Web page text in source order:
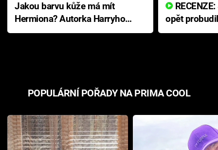
Jakou barvu kůže má mít
Hermiona? Autorka Harryho
Pottera přišla s ráznou
opět
přichází s
POPULÁRNÍ POŘADY NA PRIMA COOL